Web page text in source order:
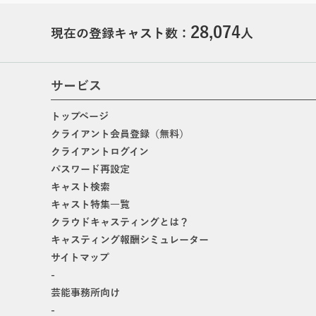
現在の登録キャスト数： 28,074人
サービス
トップページ
クライアント会員登録（無料）
クライアントログイン
パスワード再設定
キャスト検索
キャスト特集一覧
クラウドキャスティングとは？
キャスティング報酬シミュレーター
サイトマップ
-
芸能事務所向け
-